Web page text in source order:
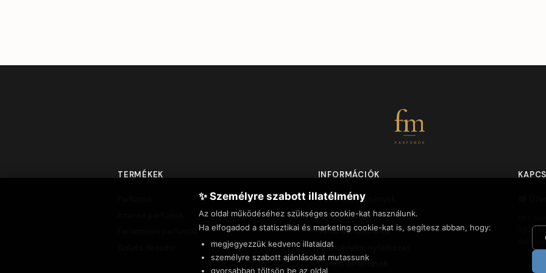
fm
PARFÜMÖK
TERMÉKEK INFORMÁCIÓK
Vásárlói vélemények
Szállítási díjak
Vásárlási feltételek
Adatvédelmi nyilatkozat
Cookie beállítások
3535
✨ Személyre szabott illatélmény
Az oldal működéséhez szükséges cookie-kat használunk.
Ha elfogadod a statisztikai és marketing cookie-kat is, segítesz abban, hogy:
megjegyezzük kedvenc illataidat
személyre szabott ajánlásokat mutassunk
gyorsabban töltsön be az oldal